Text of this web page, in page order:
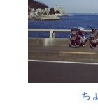
ち